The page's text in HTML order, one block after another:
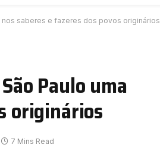
saberes e fazeres dos povos originários
Paulo uma
originários
7 Mins Read